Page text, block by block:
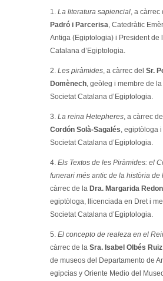
1. La literatura sapiencial , a càrrec
Padró i Parcerisa , Catedràtic
Antiga (Egiptologia) i President de
Catalana d’Egiptologia.
2. Les piràmides , a càrrec del Sr.
Domènech , geòleg i membre de
Societat Catalana d’Egiptologia.
3. La reina Hetepheres , a càrrec
Cordón Solà-Sagalés , egiptòloga
Societat Catalana d’Egiptologia.
4. Els Textos de les Piràmides: el
funerari més antic de la història de
càrrec de la Dra. Margarida
egiptòloga, llicenciada en Dret i
Societat Catalana d’Egiptologia.
5. El concepto de realeza en el
càrrec de la Sra. Isabel Olbés
de museos del Departamento de
egipcias y Oriente Medio del